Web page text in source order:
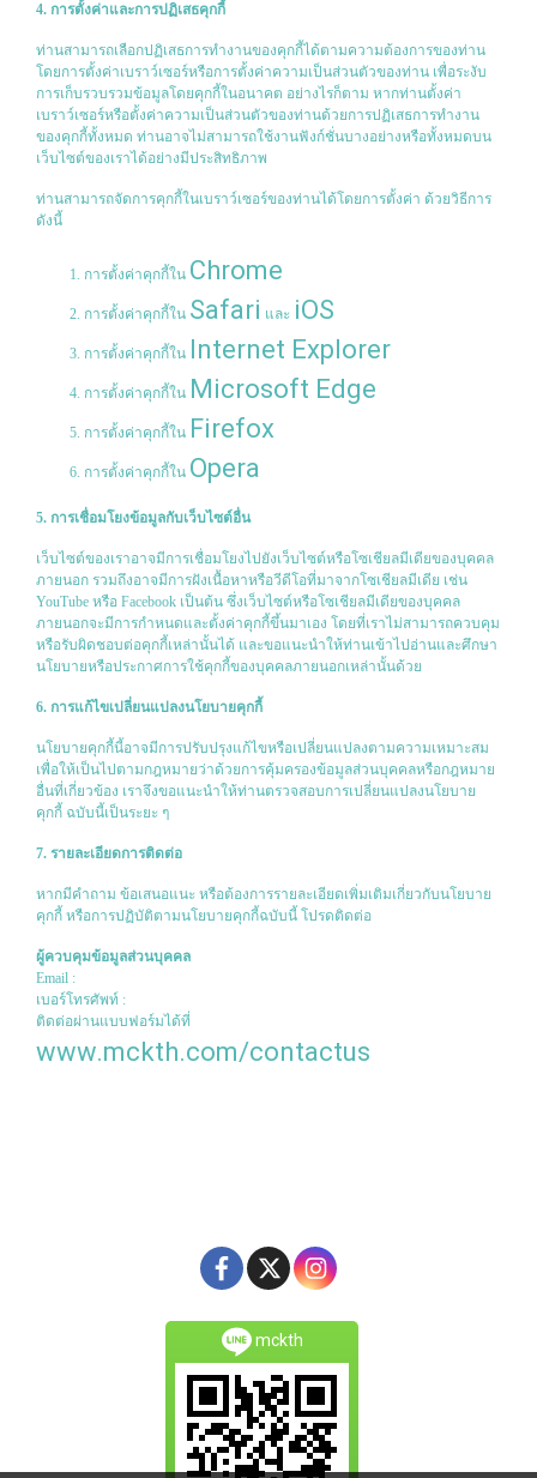
4. การตั้งค่าและการปฏิเสธคุกกี้
ท่านสามารถเลือกปฏิเสธการทำงานของคุกกี้ได้ตามความต้องการของท่าน
โดยการตั้งค่าเบราว์เซอร์หรือการตั้งค่าความเป็นส่วนตัวของท่าน เพื่อระงับ
การเก็บรวบรวมข้อมูลโดยคุกกี้ในอนาคต อย่างไรก็ตาม หากท่านตั้งค่า
เบราว์เซอร์หรือตั้งค่าความเป็นส่วนตัวของท่านด้วยการปฏิเสธการทำงาน
ของคุกกี้ทั้งหมด ท่านอาจไม่สามารถใช้งานฟังก์ชั่นบางอย่างหรือทั้งหมดบน
เว็บไซต์ของเราได้อย่างมีประสิทธิภาพ
ท่านสามารถจัดการคุกกี้ในเบราว์เซอร์ของท่านได้โดยการตั้งค่า ด้วยวิธีการ
ดังนี้
การตั้งค่าคุกกี้ใน Chrome
การตั้งค่าคุกกี้ใน Safari และ iOS
การตั้งค่าคุกกี้ใน Internet Explorer
การตั้งค่าคุกกี้ใน Microsoft Edge
การตั้งค่าคุกกี้ใน Firefox
การตั้งค่าคุกกี้ใน Opera
5. การเชื่อมโยงข้อมูลกับเว็บไซต์อื่น
เว็บไซต์ของเราอาจมีการเชื่อมโยงไปยังเว็บไซต์หรือโซเชียลมีเดียของบุคคล
ภายนอก รวมถึงอาจมีการฝังเนื้อหาหรือวีดีโอที่มาจากโซเชียลมีเดีย เช่น
YouTube หรือ Facebook เป็นต้น ซึ่งเว็บไซต์หรือโซเชียลมีเดียของบุคคล
ภายนอกจะมีการกำหนดและตั้งค่าคุกกี้ขึ้นมาเอง โดยที่เราไม่สามารถควบคุม
หรือรับผิดชอบต่อคุกกี้เหล่านั้นได้ และขอแนะนำให้ท่านเข้าไปอ่านและศึกษา
นโยบายหรือประกาศการใช้คุกกี้ของบุคคลภายนอกเหล่านั้นด้วย
6. การแก้ไขเปลี่ยนแปลงนโยบายคุกกี้
นโยบายคุกกี้นี้อาจมีการปรับปรุงแก้ไขหรือเปลี่ยนแปลงตามความเหมาะสม
เพื่อให้เป็นไปตามกฎหมายว่าด้วยการคุ้มครองข้อมูลส่วนบุคคลหรือกฎหมาย
อื่นที่เกี่ยวข้อง เราจึงขอแนะนำให้ท่านตรวจสอบการเปลี่ยนแปลงนโยบาย
คุกกี้ ฉบับนี้เป็นระยะ ๆ
7. รายละเอียดการติดต่อ
หากมีคำถาม ข้อเสนอแนะ หรือต้องการรายละเอียดเพิ่มเติมเกี่ยวกับนโยบาย
คุกกี้ หรือการปฏิบัติตามนโยบายคุกกี้ฉบับนี้ โปรดติดต่อ
ผู้ควบคุมข้อมูลส่วนบุคคล
Email :
เบอร์โทรศัพท์ :
ติดต่อผ่านแบบฟอร์มได้ที่
www.mckth.com/contactus
mckth